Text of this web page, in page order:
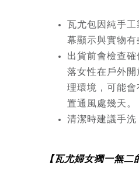
瓦尤包因純手
幕顯示與實物有
出貨前會檢查
落女性在戶外
理環境，可能
置通風處幾天。
清潔時建議手洗
【瓦尤婦女獨一無二